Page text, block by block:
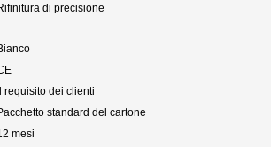
di precisione
requisito dei clienti
standard del cartone
mesi